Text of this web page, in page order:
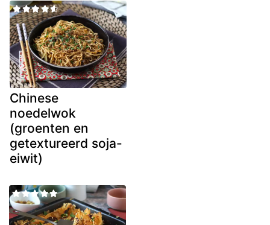
Chinese
noedelwok
(groenten en
getextureerd soja-
eiwit)